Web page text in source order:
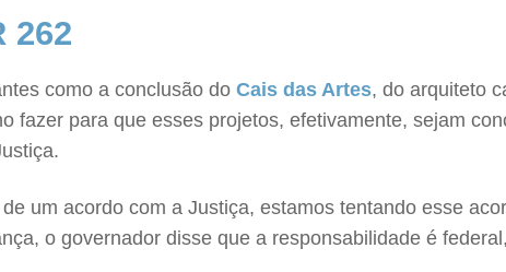
262
como a conclusão do Cais das Artes, do arquiteto
fazer para que esses projetos, efetivamente, sejam
um acordo com a Justiça, estamos tentando esse
o governador disse que a responsabilidade é